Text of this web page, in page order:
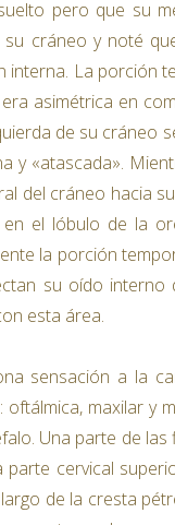
pero que su
cráneo y noté
interna. La porción
asimétrica en
de su cráneo
y «atascada».
del cráneo hacia
el lóbulo de la
la porción
su oído
esta área.
sensación a la
maxilar y
Una parte de
cervical
de la cresta